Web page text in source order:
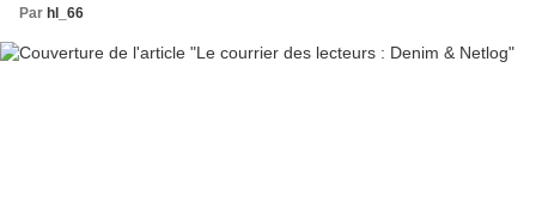
Par hl_66